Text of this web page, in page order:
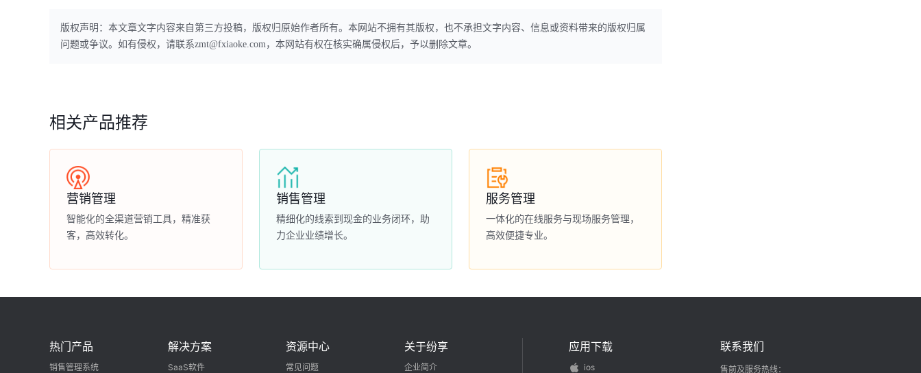
版权声明：本文章文字内容来自第三方投稿，版权归原始作者所有。本网站不拥有其版权，也不承担文字内容、信息或资料带来的版权归属
问题或争议。如有侵权，请联系zmt@fxiaoke.com，本网站有权在核实确属侵权后，予以删除文章。
相关产品推荐
营销管理
智能化的全渠道营销工具，精准获
客，高效转化。
销售管理
精细化的线索到现金的业务闭环，助
力企业业绩增长。
服务管理
一体化的在线服务与现场服务管理，
高效便捷专业。
热门产品
销售管理系统
解决方案
SaaS软件
资源中心
常见问题
关于纷享
企业简介
应用下载
ios
联系我们
售前及服务热线：